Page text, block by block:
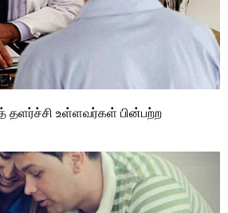
தளர்ச்சி உள்ளவர்கள் பின்பற்ற